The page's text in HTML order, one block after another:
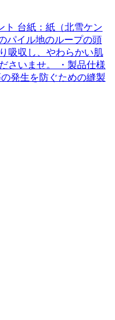
ト 台紙：紙（北雪ケン
パイル地のループの頭
吸収し、やわらかい肌
さいませ。 ・製品仕様
発生を防ぐための縫製